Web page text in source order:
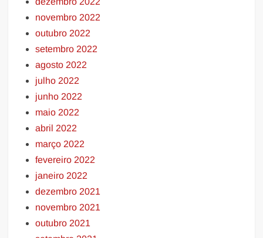
novembro 2022
outubro 2022
setembro 2022
agosto 2022
julho 2022
junho 2022
maio 2022
abril 2022
março 2022
fevereiro 2022
janeiro 2022
dezembro 2021
novembro 2021
outubro 2021